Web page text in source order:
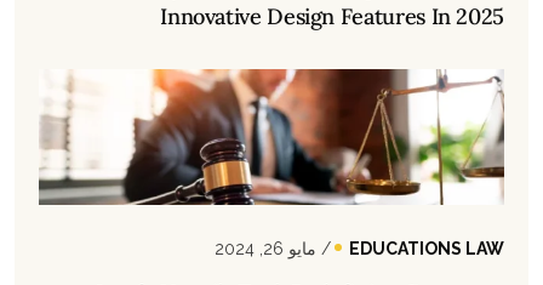
Innovative Design Features In 2025
EDUCATIONS LAW / مايو 26, 2024